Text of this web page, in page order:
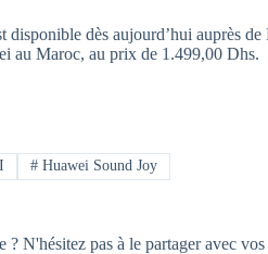
dès aujourd’hui auprès
au Maroc, au prix de 1.499,00 Dhs.
#Huawei Sound Joy
? N'hésitez pas à le partager avec